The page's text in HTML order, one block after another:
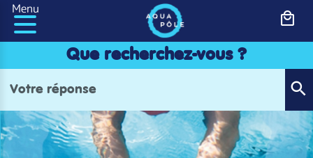
Panneau de gestion des cookies
Menu
Que recherchez-vous ?